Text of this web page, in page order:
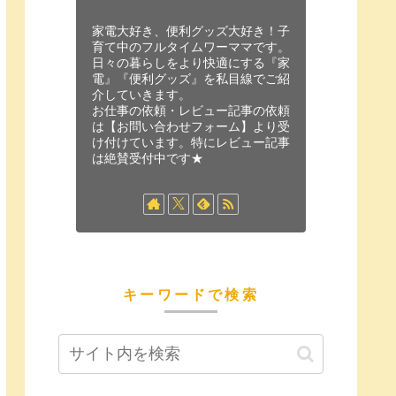
家電大好き、便利グッズ大好き！子
育て中のフルタイムワーママです。
日々の暮らしをより快適にする『家
電』『便利グッズ』を私目線でご紹
介していきます。
お仕事の依頼・レビュー記事の依頼
は【お問い合わせフォーム】より受
け付けています。特にレビュー記事
は絶賛受付中です★
キーワードで検索